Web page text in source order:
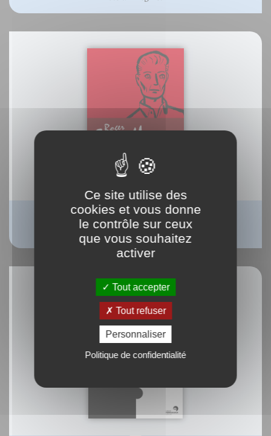
Roger Excoffon
David Rault
Ce site utilise des
cookies et vous donne
le contrôle sur ceux
que vous souhaitez
activer
Tout accepter
Tout refuser
Personnaliser
Politique de confidentialité